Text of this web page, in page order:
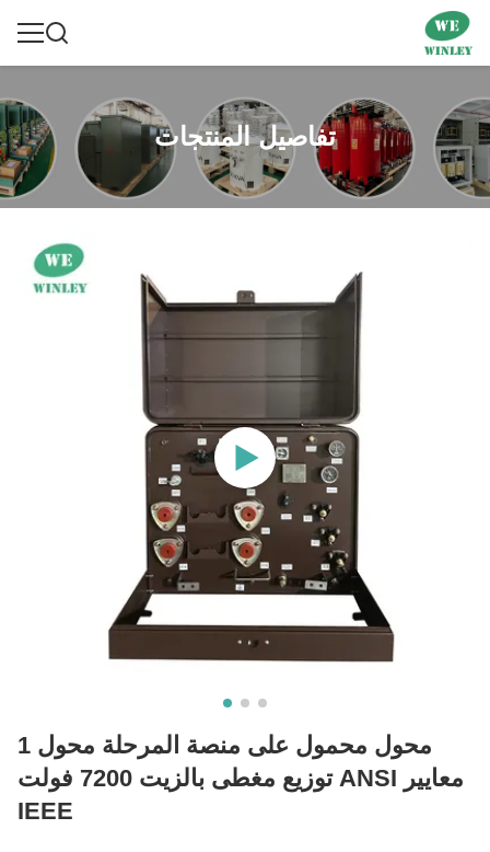
تفاصيل المنتجات
1 محول محمول على منصة المرحلة محول
توزيع مغطى بالزيت 7200 فولت ANSI معايير
IEEE